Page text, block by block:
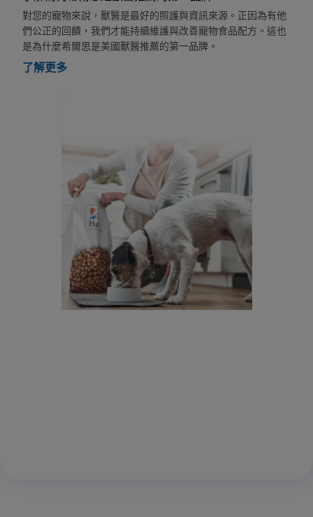
對您的寵物來說，獸醫是最好的照護與資訊來源。正因為有他
們公正的回饋，我們才能持續維護與改善寵物食品配方。這也
是為什麼希爾思是美國獸醫推薦的第一品牌。
了解更多